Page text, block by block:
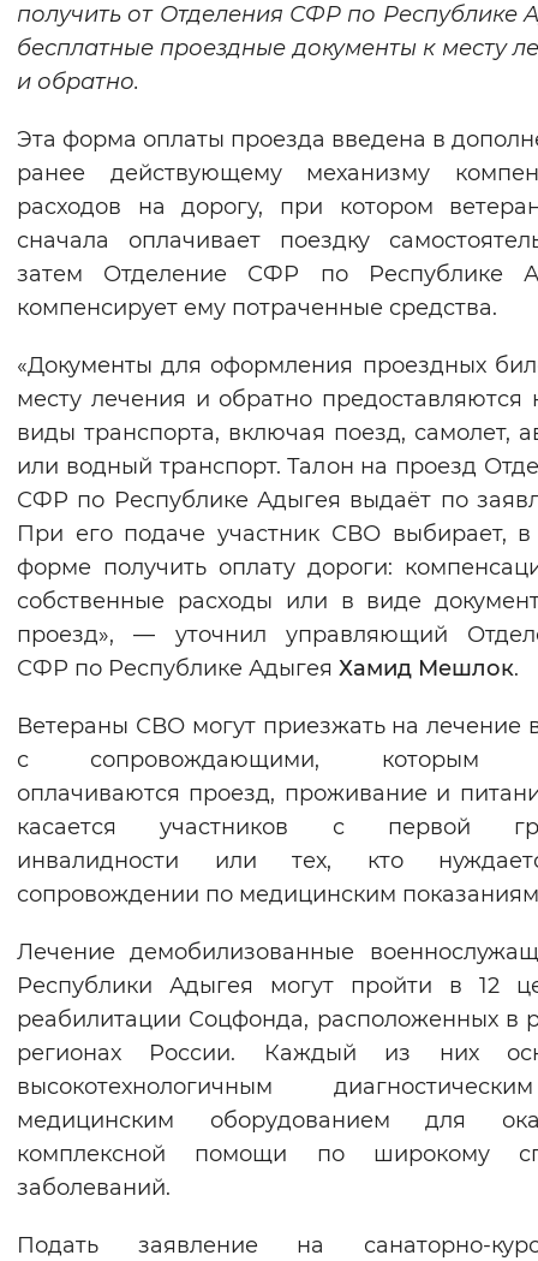
Изображения
Воспроизвести Остановить
Вернуть стандартные настройки
получить от Отделения СФР по Республике
бесплатные проездные документы к месту
и обратно.
Эта форма оплаты проезда введена в
ранее действующему механизму
расходов на дорогу, при котором
сначала оплачивает поездку
затем Отделение СФР по Республике
компенсирует ему потраченные средства.
«Документы для оформления проездных
месту лечения и обратно предоставляются
виды транспорта, включая поезд, самолет,
или водный транспорт. Талон на проезд
СФР по Республике Адыгея выдаёт по
При его подаче участник СВО выбирает, в
форме получить оплату дороги:
собственные расходы или в виде
проезд», — уточнил управляющий
СФР по Республике Адыгея Хамид Мешлок.
Ветераны СВО могут приезжать на лечение
с сопровождающими, которым
оплачиваются проезд, проживание и
касается участников с первой
инвалидности или тех, кто
сопровождении по медицинским
Лечение демобилизованные
Республики Адыгея могут пройти в 12
реабилитации Соцфонда, расположенных в
регионах России. Каждый из них
высокотехнологичным
медицинским оборудованием для
комплексной помощи по широкому
заболеваний.
Подать заявление на санаторно-